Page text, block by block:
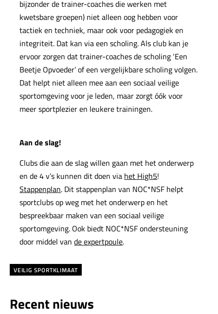
bijzonder de trainer-coaches die werken met
kwetsbare groepen) niet alleen oog hebben voor
tactiek en techniek, maar ook voor pedagogiek en
integriteit. Dat kan via een scholing. Als club kan je
ervoor zorgen dat trainer­-coaches de scholing ‘Een
Beetje Opvoeder’ of een vergelijkbare scholing volgen.
Dat helpt niet alleen mee aan een sociaal veilige
sportomgeving voor je leden, maar zorgt óók voor
meer sportplezier en leukere trainingen.
Aan de slag!
Clubs die aan de slag willen gaan met het onderwerp
en de 4 v’s kunnen dit doen via het High5!
Stappenplan. Dit stappenplan van NOC*NSF helpt
sportclubs op weg met het onderwerp en het
bespreekbaar maken van een sociaal veilige
sportomgeving. Ook biedt NOC*NSF ondersteuning
door middel vande expertpoule.
VEILIG SPORTKLIMAAT
Recent nieuws